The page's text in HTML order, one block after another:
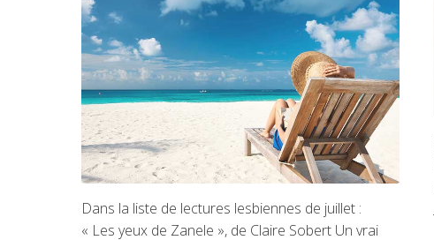
Dans la liste de lectures lesbiennes de juillet :
« Les yeux de Zanele », de Claire Sobert Un vrai